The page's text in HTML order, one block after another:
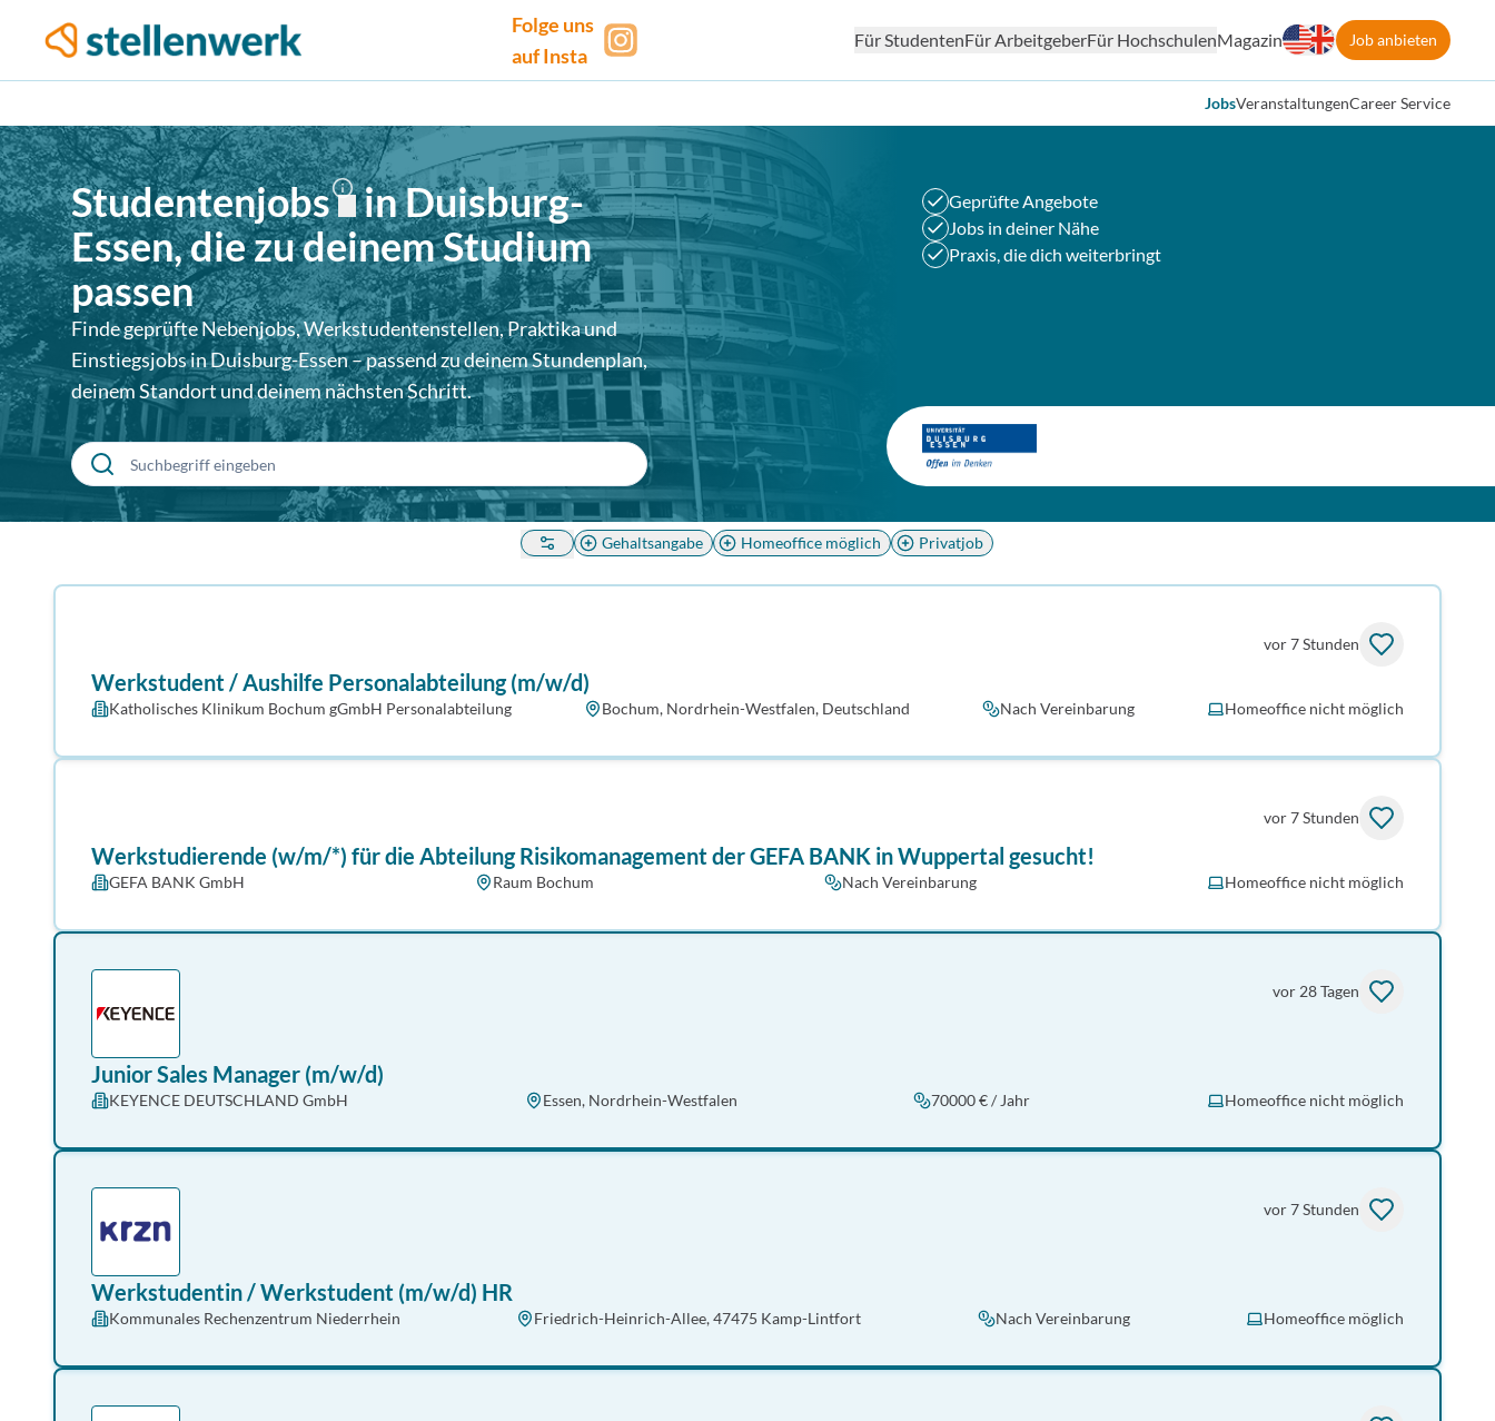
Folge uns
auf Insta
Für StudentenFür ArbeitgeberFür HochschulenMagazin Job anbieten
JobsVeranstaltungenCareer Service
Studentenjobs inDuisburg-
Essen, die zu deinem Studium
passen
Finde geprüfte Nebenjobs, Werkstudentenstellen, Praktika und
Einstiegsjobs inDuisburg-Essen– passend zu deinem Stundenplan,
deinem Standort und deinem nächsten Schritt.
Geprüfte Angebote
Jobs in deiner Nähe
Praxis, die dich weiterbringt
Gehaltsangabe Homeoffice möglich Privatjob
vor 7 Stunden
Werkstudent / Aushilfe Personalabteilung (m/w/d)
Katholisches Klinikum Bochum gGmbH Personalabteilung Bochum, Nordrhein-Westfalen, Deutschland Nach Vereinbarung Homeoffice nicht möglich
vor 7 Stunden
Werkstudierende (w/m/*) für die Abteilung Risikomanagement der GEFA BANK in Wuppertal gesucht!
GEFA BANK GmbH Raum Bochum Nach Vereinbarung Homeoffice nicht möglich
vor 28 Tagen
Junior Sales Manager (m/w/d)
KEYENCE DEUTSCHLAND GmbH Essen, Nordrhein-Westfalen 70000 € / Jahr Homeoffice nicht möglich
vor 7 Stunden
Werkstudentin / Werkstudent (m/w/d) HR
Kommunales Rechenzentrum Niederrhein Friedrich-Heinrich-Allee, 47475 Kamp-Lintfort Nach Vereinbarung Homeoffice möglich